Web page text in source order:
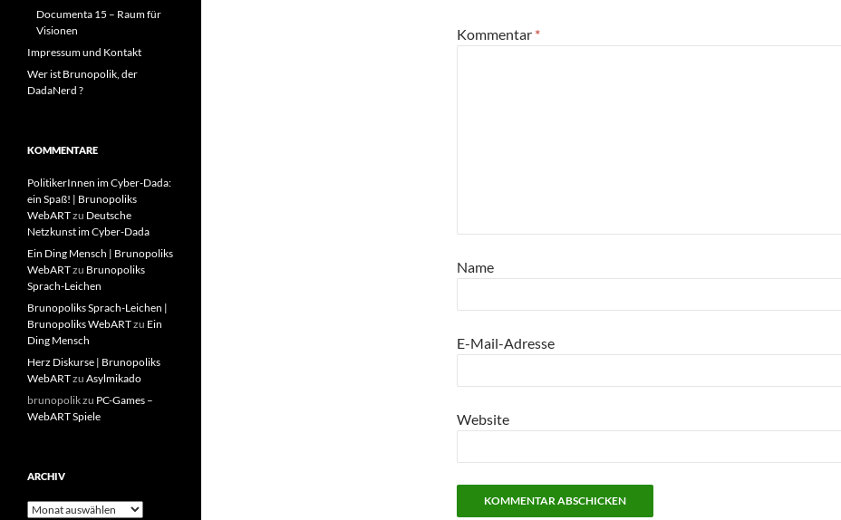
Kommentar *
Name
E-Mail-Adresse
Website
Documenta 15 – Raum für
Visionen
Impressum und Kontakt
Wer ist Brunopolik, der
DadaNerd ?
KOMMENTARE
PolitikerInnen im Cyber-Dada:
ein Spaß! | Brunopoliks
WebARTzu Deutsche
Netzkunst im Cyber-Dada
Ein Ding Mensch | Brunopoliks
WebARTzu Brunopoliks
Sprach-Leichen
Brunopoliks Sprach-Leichen |
Brunopoliks WebARTzu Ein
Ding Mensch
Herz Diskurse | Brunopoliks
WebARTzu Asylmikado
brunopolikzu PC-Games –
WebART Spiele
ARCHIV
Archiv